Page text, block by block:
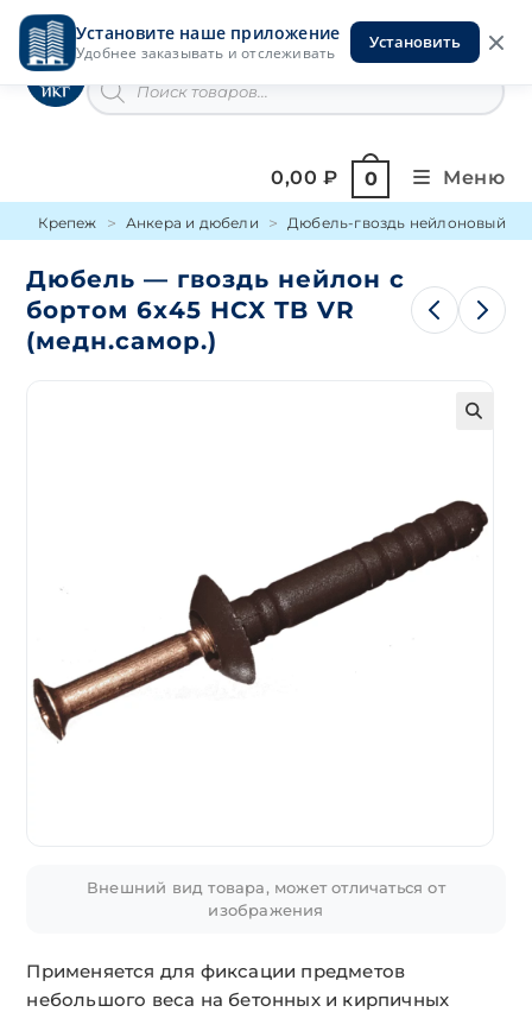
Установите наше приложение
Удобнее заказывать и отслеживать
Установить
Перейти
содержимомуИнструменты на Горской
товаров
0,00₽ 0 Меню
Крепеж Анкера и дюбели Дюбель-гвоздь нейлоновый
Дюбель — гвоздь нейлон с
бортом 6х45 HCX TB VR
(медн.самор.)
Внешний вид товара, может отличаться от
изображения
Применяется для фиксации предметов
небольшого веса на бетонных и кирпичных